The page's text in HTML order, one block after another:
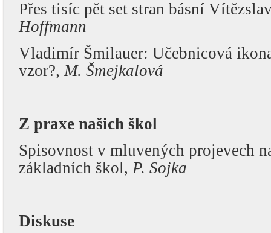
Přes tisíc pět set stran básní
Hoffmann
Vladimír Šmilauer: Učebnicová
vzor?,M. Šmejkalová
Z praxe našich škol
Spisovnost v mluvených projevech
základních škol, P. Sojka
Diskuse